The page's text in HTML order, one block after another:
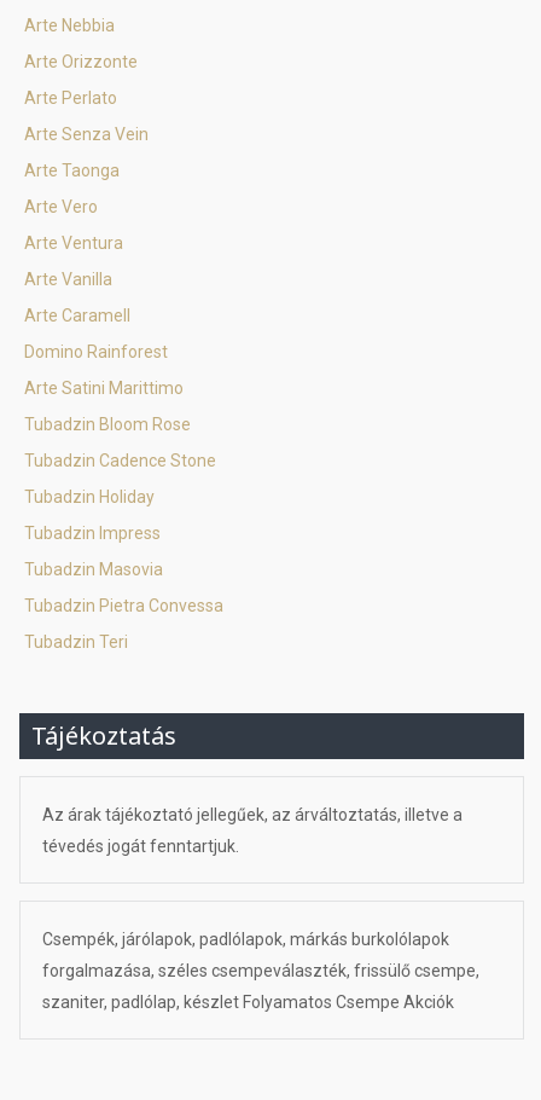
Arte Nebbia
Arte Orizzonte
Arte Perlato
Arte Senza Vein
Arte Taonga
Arte Vero
Arte Ventura
Arte Vanilla
Arte Caramell
Domino Rainforest
Arte Satini Marittimo
Tubadzin Bloom Rose
Tubadzin Cadence Stone
Tubadzin Holiday
Tubadzin Impress
Tubadzin Masovia
Tubadzin Pietra Convessa
Tubadzin Teri
Tájékoztatás
Az árak tájékoztató jellegűek, az árváltoztatás, illetve a
tévedés jogát fenntartjuk.
Csempék, járólapok, padlólapok, márkás burkolólapok
forgalmazása, széles csempeválaszték, frissülő csempe,
szaniter, padlólap, készlet Folyamatos Csempe Akciók